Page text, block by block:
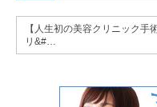
【人生初の美容クリニック手
リ&#…